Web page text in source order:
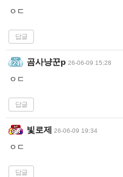
ㅇㄷ
답글
곰사냥꾼p 26-06-09 15:28
ㅇㄷ
답글
빛로제 26-06-09 19:34
ㅇㄷ
답글